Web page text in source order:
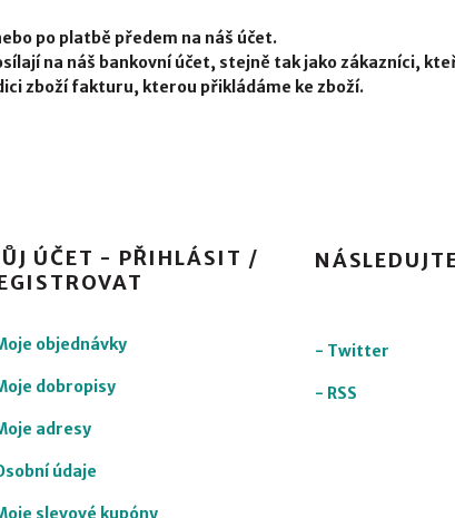
po platbě předem na náš účet.
na náš bankovní účet, stejně tak jako zákazníci,
zboží fakturu, kterou přikládáme ke zboží.
ÚČET - PŘIHLÁSIT /
objednávky
dobropisy
adresy
údaje
slevové kupóny
- Twitter
- RSS